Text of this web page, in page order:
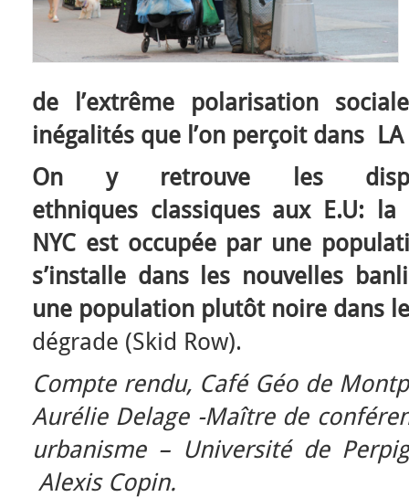
de l’extrême polarisation
inégalités que l’on perçoit dans
On y retrouve les
ethniques classiques aux E.U:
NYC est occupée par une
s’installe dans les nouvelles
une population plutôt noire dans
dégrade (Skid Row).
Compte rendu, Café Géo de
Aurélie Delage -Maître de
urbanisme – Université de
Alexis Copin.